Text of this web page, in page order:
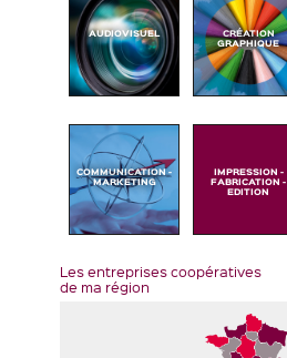
AUDIOVISUEL CRÉATION
GRAPHIQUE
COMMUNICATION -
MARKETING
IMPRESSION -
FABRICATION -
EDITION
Les entreprises coopératives
de ma région